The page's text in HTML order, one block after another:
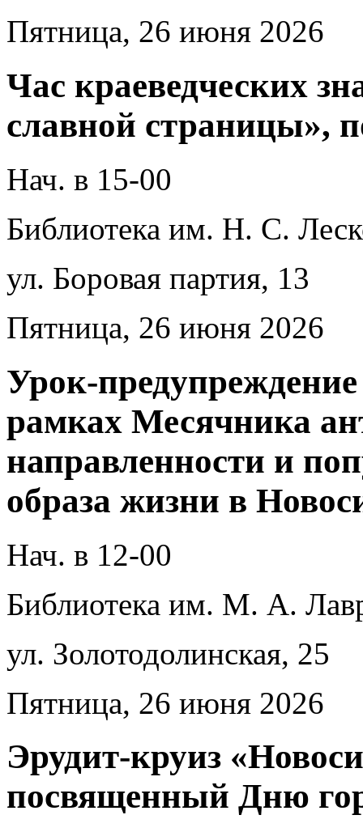
Пятница, 26 июня 2026
Час краеведческих
славной страницы»,
Нач. в 15-00
Библиотека им. Н. С.
ул. Боровая партия, 13
Пятница, 26 июня 2026
Урок-
рамках Месячника
направленности и
образа жизни в
Нач. в 12-00
Библиотека им. М. А.
ул. Золотодолинская, 25
Пятница, 26 июня 2026
Эрудит-круиз
посвященный Дню